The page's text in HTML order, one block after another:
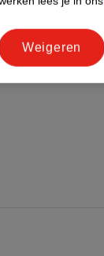
Weigeren